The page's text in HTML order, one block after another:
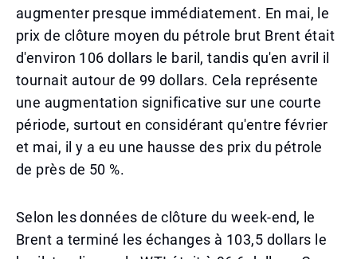
augmenter presque immédiatement. En mai, le
prix de clôture moyen du pétrole brut Brent était
d'environ 106 dollars le baril, tandis qu'en avril il
tournait autour de 99 dollars. Cela représente
une augmentation significative sur une courte
période, surtout en considérant qu'entre février
et mai, il y a eu une hausse des prix du pétrole
de près de 50 %.
Selon les données de clôture du week-end, le
Brent a terminé les échanges à 103,5 dollars le